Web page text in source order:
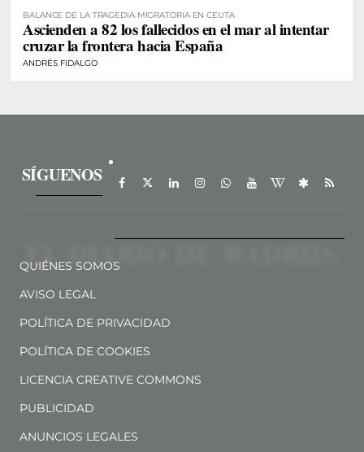
BALANCE DE LA TRAGEDIA MIGRATORIA EN CEUTA
Ascienden a 82 los fallecidos en el mar al intentar
cruzar la frontera hacia España
ANDRÉS FIDALGO
SÍGUENOS
QUIÉNES SOMOS
AVISO LEGAL
POLÍTICA DE PRIVACIDAD
POLÍTICA DE COOKIES
LICENCIA CREATIVE COMMONS
PUBLICIDAD
ANUNCIOS LEGALES